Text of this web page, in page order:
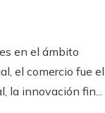
en el ámbito
el comercio fue el
la innovación fin...